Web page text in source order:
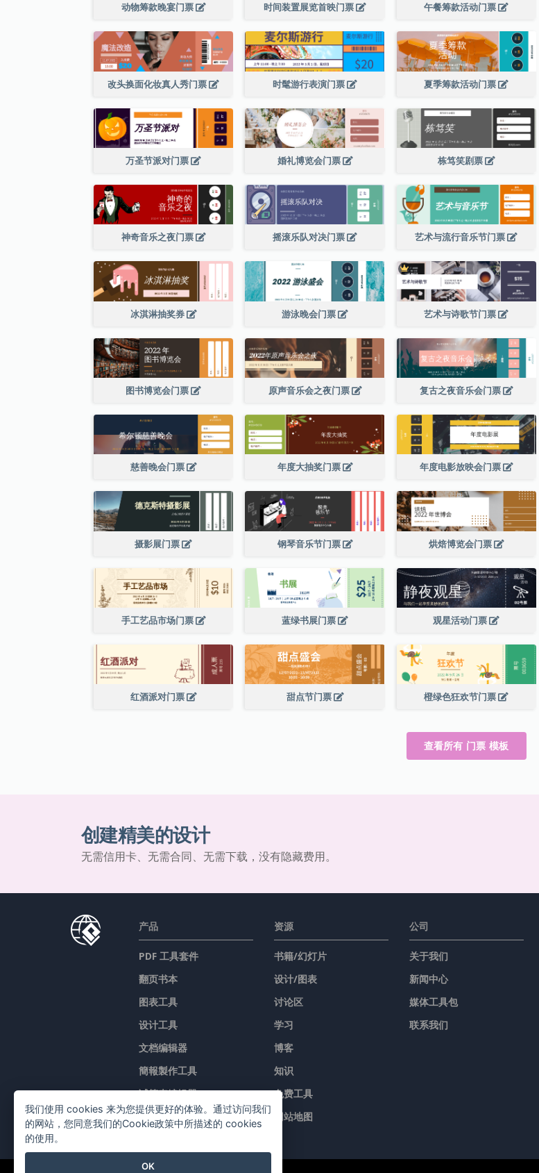
动物筹款晚宴门票 时间装置展览首映门票 午餐筹款活动门票
改头换面化妆真人秀门票 时髦游行表演门票 夏季筹款活动门票
万圣节派对门票 婚礼博览会门票 栋笃笑剧票
神奇音乐之夜门票 摇滚乐队对决门票 艺术与流行音乐节门票
冰淇淋抽奖券 游泳晚会门票 艺术与诗歌节门票
图书博览会门票 原声音乐会之夜门票 复古之夜音乐会门票
慈善晚会门票 年度大抽奖门票 年度电影放映会门票
摄影展门票 钢琴音乐节门票 烘焙博览会门票
手工艺品市场门票 蓝绿书展门票 观星活动门票
红酒派对门票 甜点节门票 橙绿色狂欢节门票
查看所有 门票 模板
创建精美的设计
无需信用卡、无需合同、无需下载，没有隐藏费用。
产品
PDF 工具套件
翻页书本
图表工具
设计工具
文档编辑器
簡報製作工具
试算表编辑器
价格
资源
书籍/幻灯片
设计/图表
讨论区
学习
博客
知识
免费工具
网站地图
公司
关于我们
新闻中心
媒体工具包
联系我们
我们使用 cookies 来为您提供更好的体验。通过访问我们
的网站，您同意我们的Cookie政策中所描述的 cookies
的使用。
OK